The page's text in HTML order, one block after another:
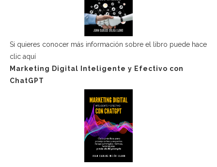
Si quieres conocer más información sobre el libro puede hace
clic aquí
Marketing Digital Inteligente y Efectivo con
ChatGPT